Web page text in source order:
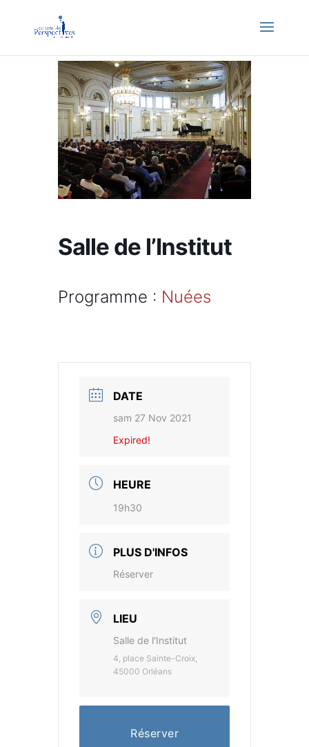
Salle de l’Institut
Programme : Nuées
DATE
sam 27 Nov 2021
Expired!
HEURE
19h30
PLUS D'INFOS
Réserver
LIEU
Salle de l'Institut
4, place Sainte-Croix,
45000 Orléans
Réserver